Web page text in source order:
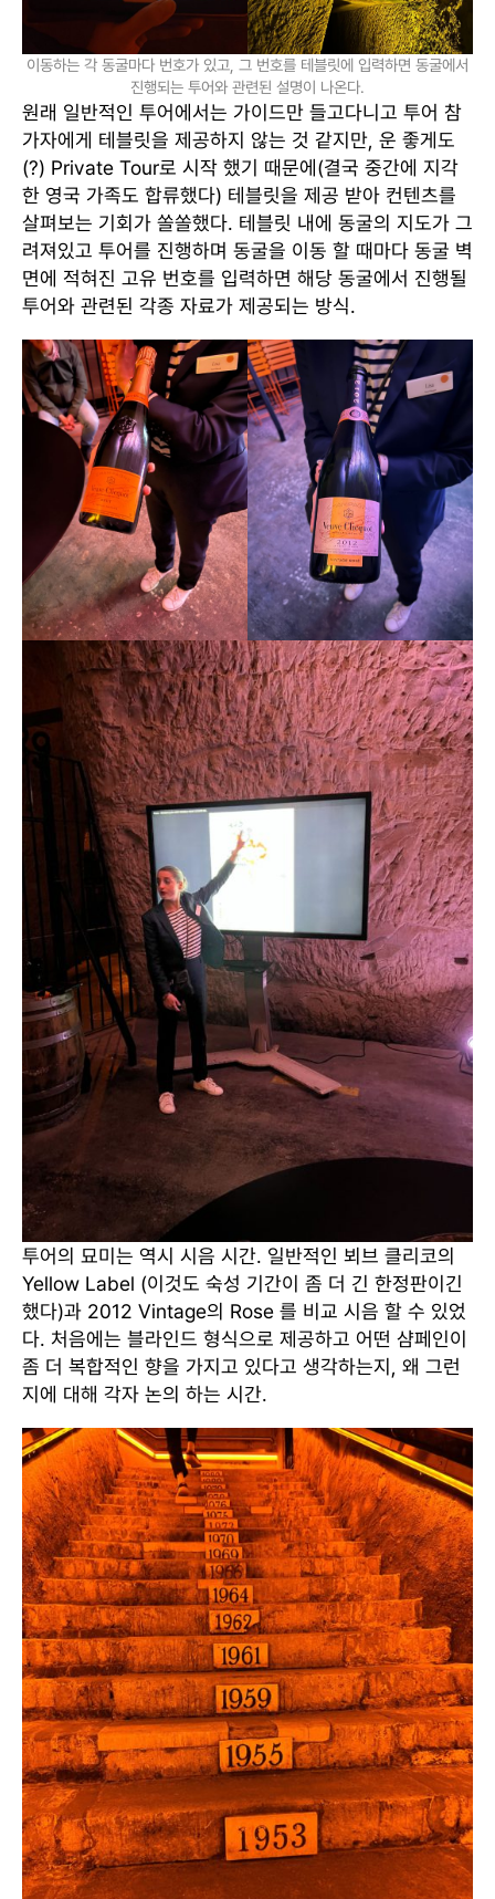
이동하는 각 동굴마다 번호가 있고, 그 번호를 테블릿에 입력하면 동굴에서
진행되는 투어와 관련된 설명이 나온다.
원래 일반적인 투어에서는 가이드만 들고다니고 투어 참
가자에게 테블릿을 제공하지 않는 것 같지만, 운 좋게도
(?) Private Tour로 시작 했기 때문에(결국 중간에 지각
한 영국 가족도 합류했다) 테블릿을 제공 받아 컨텐츠를
살펴보는 기회가 쏠쏠했다. 테블릿 내에 동굴의 지도가 그
려져있고 투어를 진행하며 동굴을 이동 할 때마다 동굴 벽
면에 적혀진 고유 번호를 입력하면 해당 동굴에서 진행될
투어와 관련된 각종 자료가 제공되는 방식.
투어의 묘미는 역시 시음 시간. 일반적인 뵈브 클리코의
Yellow Label (이것도 숙성 기간이 좀 더 긴 한정판이긴
했다)과 2012 Vintage의 Rose 를 비교 시음 할 수 있었
다. 처음에는 블라인드 형식으로 제공하고 어떤 샴페인이
좀 더 복합적인 향을 가지고 있다고 생각하는지, 왜 그런
지에 대해 각자 논의 하는 시간.